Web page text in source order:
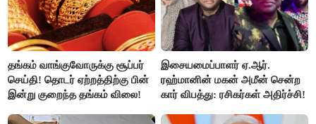
தங்கம் வாங்குவோருக்கு சூப்பர்
செய்தி! தொடர் ஏற்றத்திற்கு பின்
இன்று குறைந்த தங்கம் விலை!
இசையமைப்பாளர் ஏ.ஆர்.
ரஹ்மானின் மகன் அமீன் சென்ற
கார் விபத்து: ரசிகர்கள் அதிர்ச்சி!